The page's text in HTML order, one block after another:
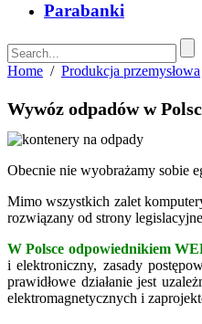
Parabanki
Home / Produkcja przemysłowa
Wywóz odpadów w
Obecnie nie wyobrażamy sobie
Mimo wszystkich zalet
rozwiązany od strony
W Polsce odpowiednikiem
i elektroniczny, zasady
prawidłowe działanie jest
elektromagnetycznych i